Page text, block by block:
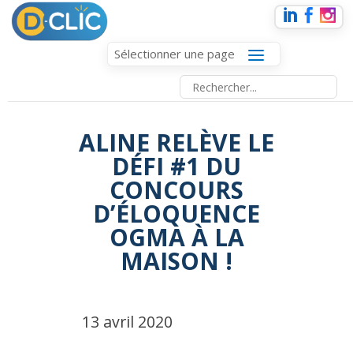
Sélectionner une page
ALINE RELÈVE LE
DÉFI #1 DU
CONCOURS
D’ÉLOQUENCE
OGMA À LA
MAISON !
13 avril 2020